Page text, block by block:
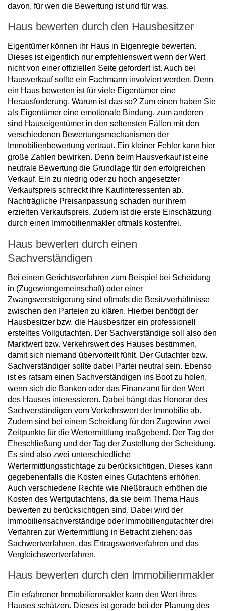
davon, für wen die Bewertung ist und für was.
Haus bewerten durch den Hausbesitzer
Eigentümer können ihr Haus in Eigenregie bewerten.
Dieses ist eigentlich nur empfehlenswert wenn der Wert
nicht von einer offiziellen Seite gefordert ist. Auch bei
Hausverkauf sollte ein Fachmann involviert werden. Denn
ein Haus bewerten ist für viele Eigentümer eine
Herausforderung. Warum ist das so? Zum einen haben Sie
als Eigentümer eine emotionale Bindung, zum anderen
sind Hauseigentümer in den seltensten Fällen mit den
verschiedenen Bewertungsmechanismen der
Immobilienbewertung vertraut. Ein kleiner Fehler kann hier
große Zahlen bewirken. Denn beim Hausverkauf ist eine
neutrale Bewertung die Grundlage für den erfolgreichen
Verkauf. Ein zu niedrig oder zu hoch angesetzter
Verkaufspreis schreckt ihre Kaufinteressenten ab.
Nachträgliche Preisanpassung schaden nur ihrem
erzielten Verkaufspreis. Zudem ist die erste Einschätzung
durch einen Immobilienmakler oftmals kostenfrei.
Haus bewerten durch einen
Sachverständigen
Bei einem Gerichtsverfahren zum Beispiel bei Scheidung
in (Zugewinngemeinschaft) oder einer
Zwangsversteigerung sind oftmals die Besitzverhältnisse
zwischen den Parteien zu klären. Hierbei benötigt der
Hausbesitzer bzw. die Hausbesitzer ein professionell
erstelltes Vollgutachten. Der Sachverständige soll also den
Marktwert bzw. Verkehrswert des Hauses bestimmen,
damit sich niemand übervorteilt fühlt. Der Gutachter bzw.
Sachverständiger sollte dabei Partei neutral sein. Ebenso
ist es ratsam einen Sachverständigen ins Boot zu holen,
wenn sich die Banken oder das Finanzamt für den Wert
des Hauses interessieren. Dabei hängt das Honorar des
Sachverständigen vom Verkehrswert der Immobilie ab.
Zudem sind bei einem Scheidung für den Zugewinn zwei
Zeitpunkte für die Wertermittlung maßgebend. Der Tag der
Eheschließung und der Tag der Zustellung der Scheidung.
Es sind also zwei unterschiedliche
Wertermittlungsstichtage zu berücksichtigen. Dieses kann
gegebenenfalls die Kosten eines Gutachtens erhöhen.
Auch verschiedene Rechte wie Nießbrauch erhöhen die
Kosten des Wertgutachtens, da sie beim Thema Haus
bewerten zu berücksichtigen sind. Dabei wird der
Immobiliensachverständige oder Immobiliengutachter drei
Verfahren zur Wertermittlung in Betracht ziehen: das
Sachwertverfahren, das Ertragswertverfahren und das
Vergleichswertverfahren.
Haus bewerten durch den Immobilienmakler
Ein erfahrener Immobilienmakler kann den Wert ihres
Hauses schätzen. Dieses ist gerade bei der Planung des